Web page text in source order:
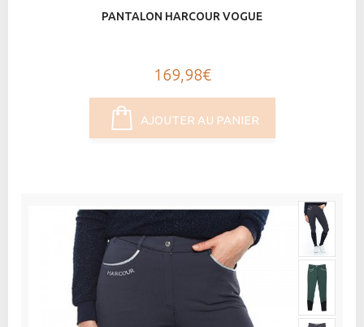
PANTALON HARCOUR VOGUE
169,98€
AJOUTER AU PANIER